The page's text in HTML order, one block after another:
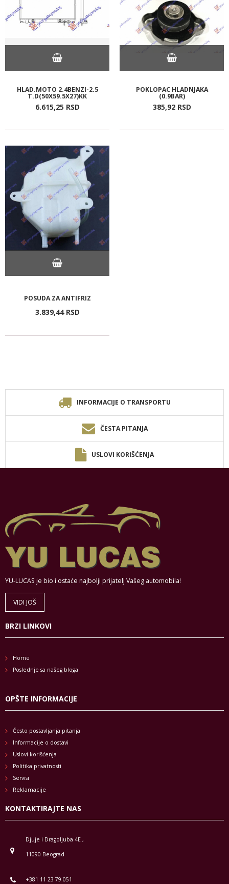
HLAD.MOTO 2.4BENZI-2.5
T.D(50X59.5X27)KK
6.615,25 RSD
POKLOPAC HLADNJAKA
(0.9BAR)
385,92 RSD
POSUDA ZA ANTIFRIZ
3.839,44 RSD
INFORMACIJE O TRANSPORTU
ČESTA PITANJA
USLOVI KORIŠĆENJA
YU-LUCAS je bio i ostaće najbolji prijatelj Vašeg automobila!
VIDI JOŠ
BRZI LINKOVI
Home
Poslednje sa našeg bloga
OPŠTE INFORMACIJE
Često postavljanja pitanja
Informacije o dostavi
Uslovi korišćenja
Politika privatnosti
Servisi
Reklamacije
KONTAKTIRAJTE NAS
Djuje i Dragoljuba 4E ,
11090 Beograd
+381 11 23 79 051